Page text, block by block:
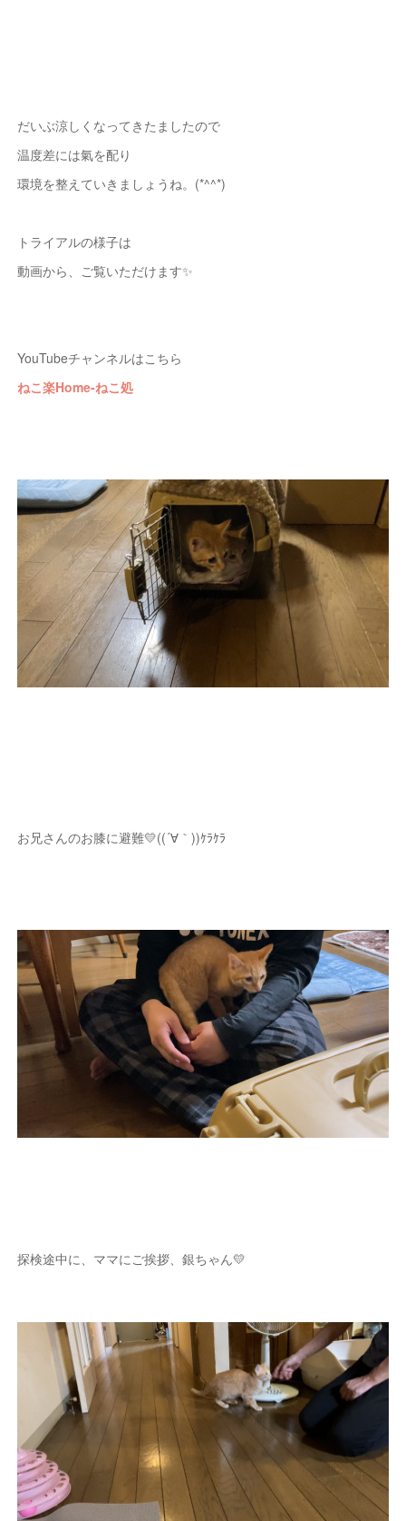
だいぶ涼しくなってきたましたので
温度差には氣を配り
環境を整えていきましょうね。(*^^*)
トライアルの様子は
動画から、ご覧いただけます✨
YouTubeチャンネルはこちら
ねこ楽Home-ねこ処
お兄さんのお膝に避難💛((´∀｀))ｹﾗｹﾗ
探検途中に、ママにご挨拶、銀ちゃん💛